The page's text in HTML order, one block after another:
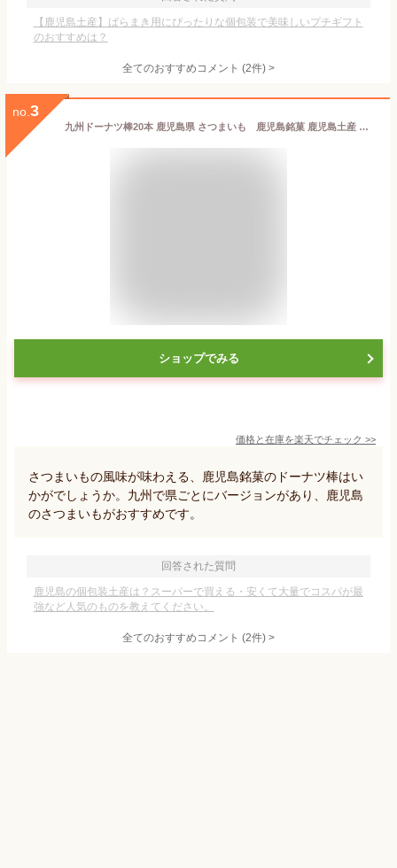
【鹿児島土産】ばらまき用にぴったりな個包装で美味しいプチギフト
のおすすめは？
全てのおすすめコメント (2件) >
no. 3
九州ドーナツ棒20本 鹿児島県 さつまいも 鹿児島銘菓 鹿児島土産 鹿児島物産 お歳暮 ギフト ドーナツ お菓子 個包装 スイーツ ギフト 業務用 お取り寄せ 黒糖 おやつ 詰め合わせ おかし 食べ物 お歳暮 プレゼント お取り寄せスイーツ
ショップでみる
価格と在庫を楽天でチェック >>
さつまいもの風味が味わえる、鹿児島銘菓のドーナツ棒はい
かがでしょうか。九州で県ごとにバージョンがあり、鹿児島
のさつまいもがおすすめです。
回答された質問
鹿児島の個包装土産は？スーパーで買える・安くて大量でコスパが最
強など人気のものを教えてください。
全てのおすすめコメント (2件) >